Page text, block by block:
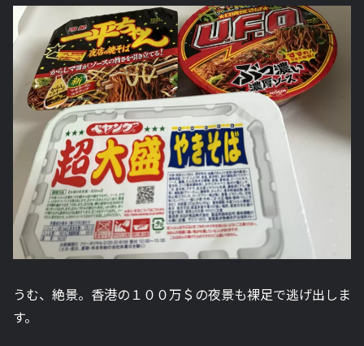
うむ、絶景。香港の１００万＄の夜景も裸足で逃げ出しま
す。